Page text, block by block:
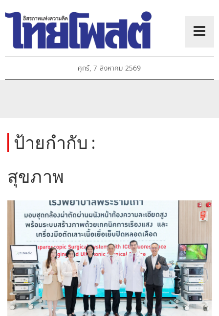
ศุกร์, 7 สิงหาคม 2569
ป้ายกำกับ :
สุขภาพ